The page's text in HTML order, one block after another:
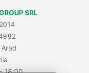
SRL
18:00